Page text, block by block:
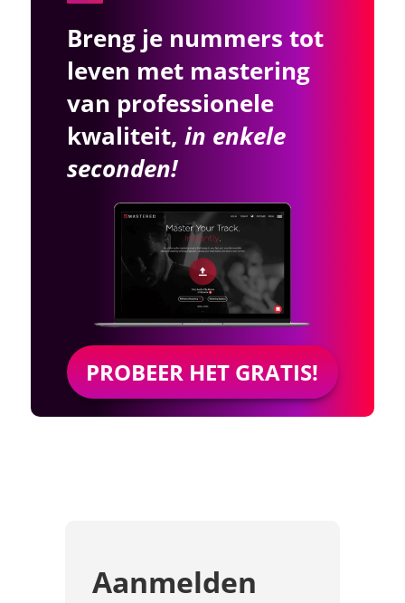
Breng je nummers tot
leven met mastering
van professionele
kwaliteit, in enkele
seconden!
PROBEER HET GRATIS!
Aanmelden